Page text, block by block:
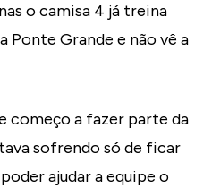
o camisa 4 já treina
Ponte Grande e não vê a
começo a fazer parte da
sofrendo só de ficar
ajudar a equipe o